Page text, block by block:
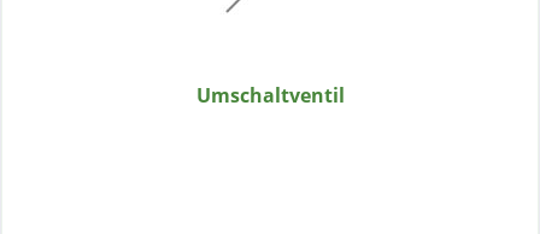
Umschaltventil